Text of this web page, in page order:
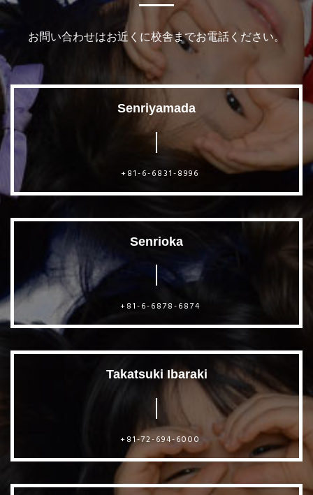
お問い合わせはお近くに校舎までお電話ください。
Senriyamada
+81-6-6831-8996
Senrioka
+81-6-6878-6874
Takatsuki Ibaraki
+81-72-694-6000